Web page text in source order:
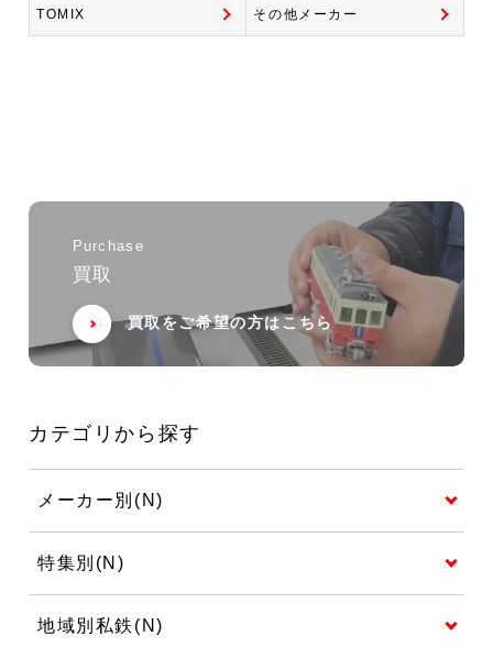
TOMIX その他メーカー
Purchase
買取
買取をご希望の方はこちら
カテゴリから探す
メーカー別(N)
特集別(N)
地域別私鉄(N)